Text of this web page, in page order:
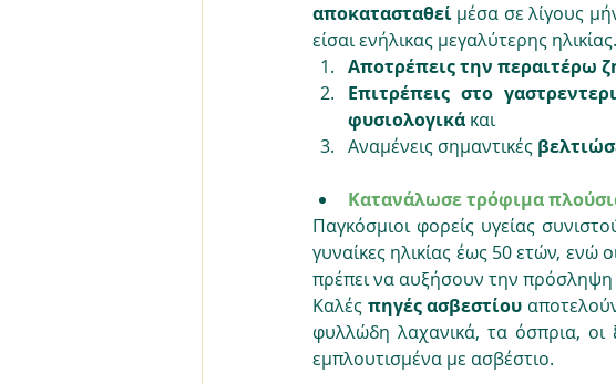
αποκατασταθεί μέσα σε λίγους
είσαι ενήλικας μεγαλύτερης
Αποτρέπεις την περαιτέρω
Επιτρέπεις στο
φυσιολογικά και
Αναμένεις σημαντικές
Κατανάλωσε τρόφιμα
Παγκόσμιοι φορείς υγείας
γυναίκες ηλικίας έως 50 ετών,
πρέπει να αυξήσουν την
Καλές πηγές ασβεστίου
φυλλώδη λαχανικά, τα όσπρια,
εμπλουτισμένα με ασβέστιο.